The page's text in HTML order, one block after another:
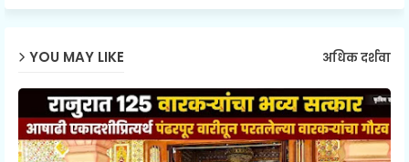
YOU MAY LIKE अधिक दर्शवा